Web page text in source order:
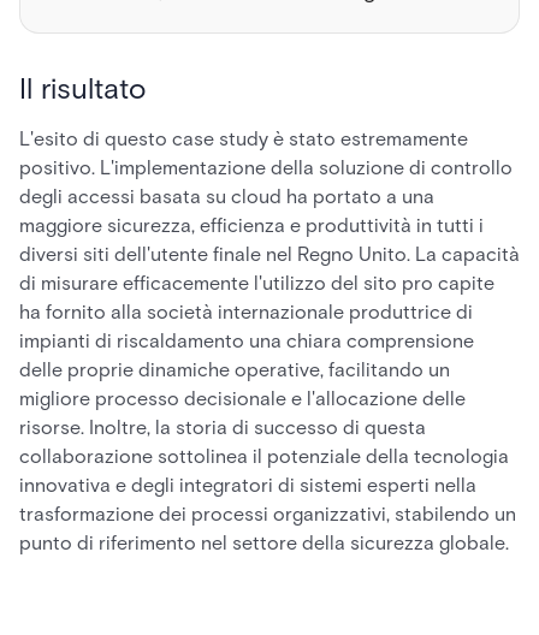
Il risultato
L'esito di questo case study è stato estremamente
positivo. L'implementazione della soluzione di controllo
degli accessi basata su cloud ha portato a una
maggiore sicurezza, efficienza e produttività in tutti i
diversi siti dell'utente finale nel Regno Unito. La capacità
di misurare efficacemente l'utilizzo del sito pro capite
ha fornito alla società internazionale produttrice di
impianti di riscaldamento una chiara comprensione
delle proprie dinamiche operative, facilitando un
migliore processo decisionale e l'allocazione delle
risorse. Inoltre, la storia di successo di questa
collaborazione sottolinea il potenziale della tecnologia
innovativa e degli integratori di sistemi esperti nella
trasformazione dei processi organizzativi, stabilendo un
punto di riferimento nel settore della sicurezza globale.